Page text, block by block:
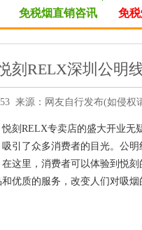
免税烟直销咨讯 免
刻RELX深圳公明
来源：网友自行发布(如侵权
刻RELX专卖店的盛大开业
引了众多消费者的目光。公
这里，消费者可以体验到悦
优质的服务，改变人们对吸烟